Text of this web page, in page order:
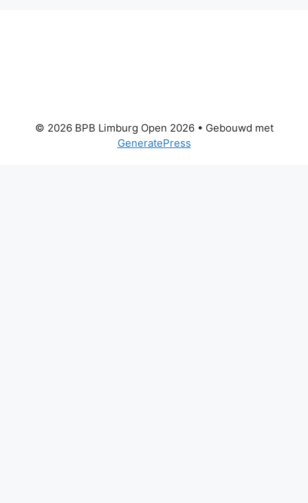
© 2026 BPB Limburg Open 2026• Gebouwd met
GeneratePress